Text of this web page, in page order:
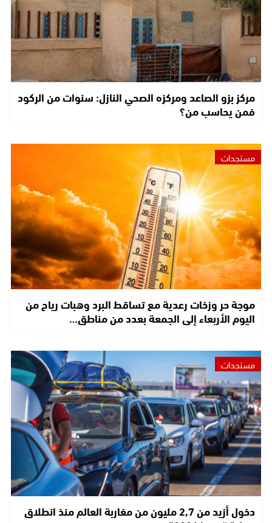
مركز بزو الصاعد ومركزه الصحي النازل: سنوات من الركود
فمن يحاسب من؟
مستجدات
موجة حر وزخات رعدية مع تساقط البرد وهبات رياح من
اليوم الأربعاء إلى الجمعة بعدد من مناطق…
مستجدات
دخول أزيد من 2,7 مليون من مغاربة العالم منذ انطلاق